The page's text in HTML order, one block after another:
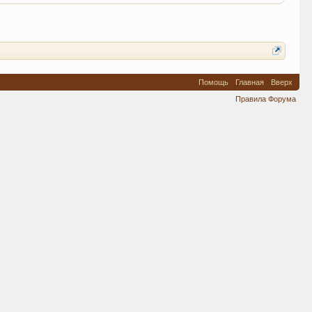
Помощь Главная
Вверх
Правила Форума